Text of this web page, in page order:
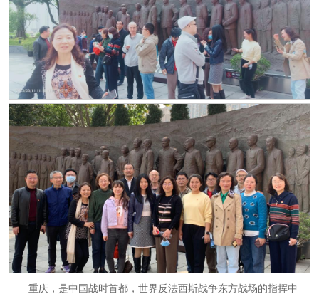
重庆，是中国战时首都，世界反法西斯战争东方战场的指挥中